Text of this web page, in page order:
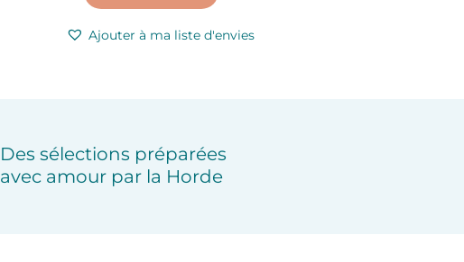
Ajouter à ma liste d'envies
Des sélections préparées
avec amour par la Horde